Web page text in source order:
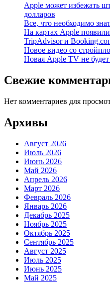
Apple может избежать
долларов
Все, что необходимо
На картах Apple
TripAdvisor и
Новое видео со
Новая Apple TV не
Свежие
Нет комментариев для
Архивы
Август 2026
Июль 2026
Июнь 2026
Май 2026
Апрель 2026
Март 2026
Февраль 2026
Январь 2026
Декабрь 2025
Ноябрь 2025
Октябрь 2025
Сентябрь 2025
Август 2025
Июль 2025
Июнь 2025
Май 2025